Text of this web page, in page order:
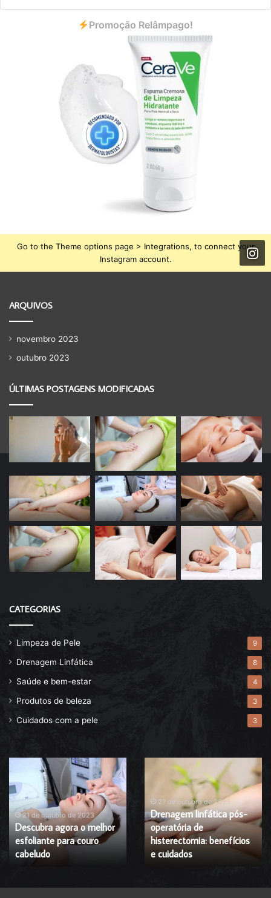
Promoção Relâmpago!
Go to the Theme options page > Integrations, to connect your
Instagram account.
ARQUIVOS
novembro 2023
outubro 2023
ÚLTIMAS POSTAGENS MODIFICADAS
CATEGORIAS
Limpeza de Pele 9
Drenagem Linfática 8
Saúde e bem-estar 4
Produtos de beleza 3
Cuidados com a pele 3
Descubra
o
melhor
esfoliante
para
couro
cabeludo
21 de outubro de 2023
Descubra agora o melhor
esfoliante para couro
cabeludo
Drenagem
operatória
de
histerectomia:
benefícios
27 de outubro de 2023
Drenagem linfática pós-
operatória de
histerectomia: benefícios
e cuidados